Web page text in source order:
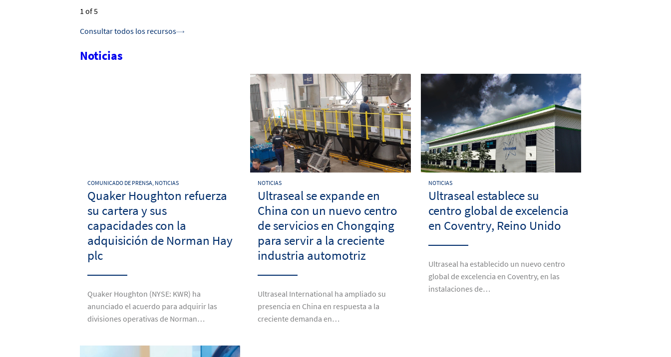
1of 5
Consultar todos los recursos
Noticias
COMUNICADO DE PRENSA, NOTICIAS
Quaker Houghton refuerza
su cartera y sus
capacidades con la
adquisición de Norman Hay
plc
Quaker Houghton (NYSE: KWR) ha
anunciado el acuerdo para adquirir las
divisiones operativas de Norman…
NOTICIAS
Ultraseal se expande en
China con un nuevo centro
de servicios en Chongqing
para servir a la creciente
industria automotriz
Ultraseal International ha ampliado su
presencia en China en respuesta a la
creciente demanda en…
NOTICIAS
Ultraseal establece su
centro global de excelencia
en Coventry, Reino Unido
Ultraseal ha establecido un nuevo centro
global de excelencia en Coventry, en las
instalaciones de…